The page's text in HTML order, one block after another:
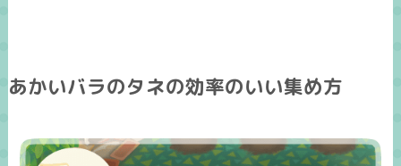
あかいバラのタネの効率のいい集め方